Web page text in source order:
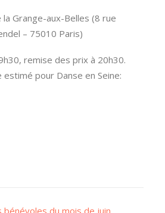
la Grange-aux-Belles (8 rue
– 75010 Paris)
remise des prix à 20h30.
pour Danse en Seine:
bénévoles du mois de juin